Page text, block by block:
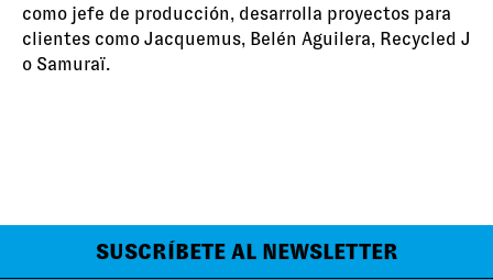
como jefe de producción, desarrolla proyectos para
clientes como Jacquemus, Belén Aguilera, Recycled J
o Samuraï.
SUSCRÍBETE AL NEWSLETTER